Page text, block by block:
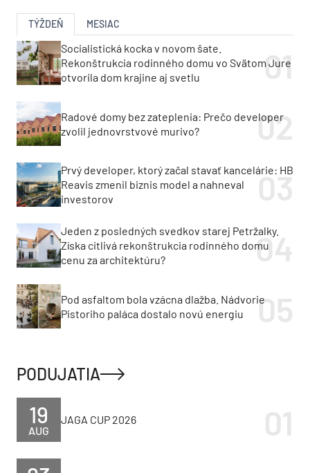
TÝŽDEŇ MESIAC
Socialistická kocka v novom šate.
Rekonštrukcia rodinného domu vo Svätom Jure
otvorila dom krajine aj svetlu
Radové domy bez zateplenia: Prečo developer
zvolil jednovrstvové murivo?
Prvý developer, ktorý začal stavať kancelárie: HB
Reavis zmenil biznis model a nahneval
investorov
Jeden z posledných svedkov starej Petržalky.
Získa citlivá rekonštrukcia rodinného domu
cenu za architektúru?
Pod asfaltom bola vzácna dlažba. Nádvorie
Pistoriho paláca dostalo novú energiu
PODUJATIA
AUG
19 JAGA CUP 2026